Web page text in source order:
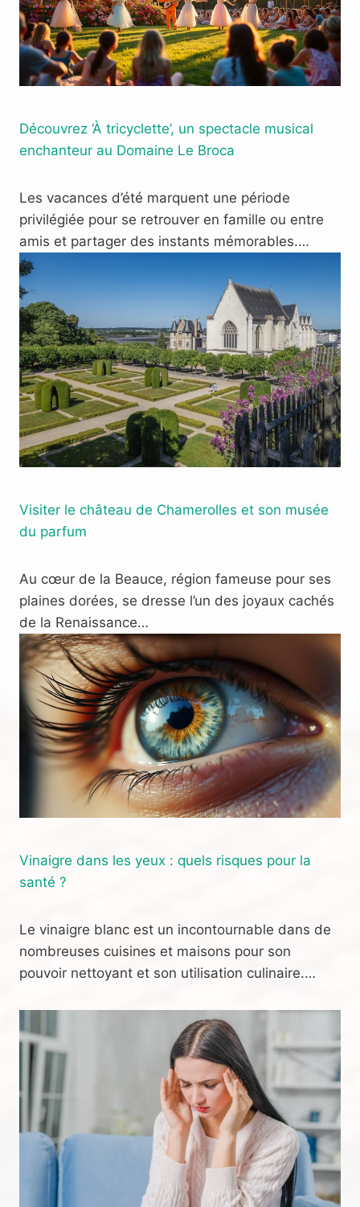
Découvrez ‘À tricyclette’, un spectacle musical
enchanteur au Domaine Le Broca
Les vacances d’été marquent une période
privilégiée pour se retrouver en famille ou entre
amis et partager des instants mémorables.…
Visiter le château de Chamerolles et son musée
du parfum
Au cœur de la Beauce, région fameuse pour ses
plaines dorées, se dresse l’un des joyaux cachés
de la Renaissance…
Vinaigre dans les yeux : quels risques pour la
santé ?
Le vinaigre blanc est un incontournable dans de
nombreuses cuisines et maisons pour son
pouvoir nettoyant et son utilisation culinaire.…